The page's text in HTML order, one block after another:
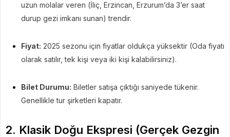
uzun molalar veren (İliç, Erzincan, Erzurum’da 3’er saat
durup gezi imkanı sunan) trendir.
Fiyat: 2025 sezonu için fiyatlar oldukça yüksektir (Oda fiyatı
olarak satılır, tek kişi veya iki kişi kalabilirsiniz).
Bilet Durumu: Biletler satışa çıktığı saniyede tükenir.
Genellikle tur şirketleri kapatır.
2. Klasik Doğu Ekspresi (Gerçek Gezgin